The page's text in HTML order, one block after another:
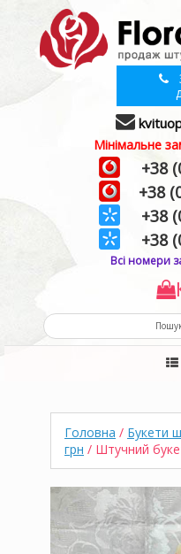
Мінімальне
+38
+38
+38
+38
Всі номери
Головна / Букети
грн / Штучний